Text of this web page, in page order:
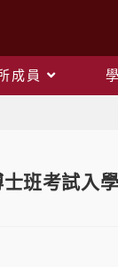
成員
班考試入